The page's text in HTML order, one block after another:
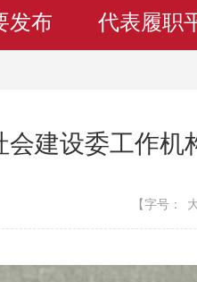
发布 代表履职
建设委工作机
【字号：